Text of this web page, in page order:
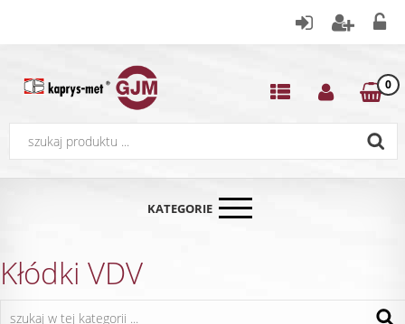
0
KATEGORIE
Kłódki VDV